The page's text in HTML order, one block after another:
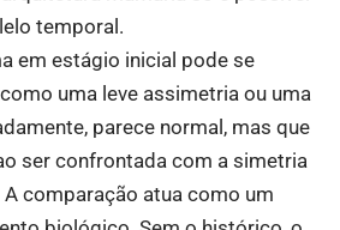
temporal.
em estágio inicial pode se
uma leve assimetria ou uma
parece normal, mas que
ser confrontada com a simetria
comparação atua como um